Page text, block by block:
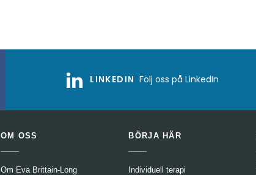
LINKEDIN Följ oss på LinkedIn
OM OSS
Om Eva Brittain-Long
BÖRJA HÄR
Individuell terapi